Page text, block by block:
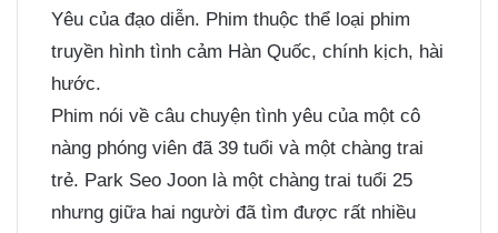
Yêu của đạo diễn. Phim thuộc thể loại phim
truyền hình tình cảm Hàn Quốc, chính kịch, hài
hước.
Phim nói về câu chuyện tình yêu của một cô
nàng phóng viên đã 39 tuổi và một chàng trai
trẻ. Park Seo Joon là một chàng trai tuổi 25
nhưng giữa hai người đã tìm được rất nhiều